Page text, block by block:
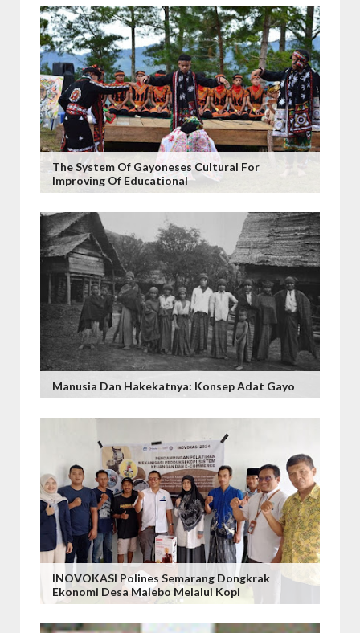
The System Of Gayoneses Cultural For
Improving Of Educational
Manusia Dan Hakekatnya: Konsep Adat Gayo
INOVOKASI Polines Semarang Dongkrak
Ekonomi Desa Malebo Melalui Kopi